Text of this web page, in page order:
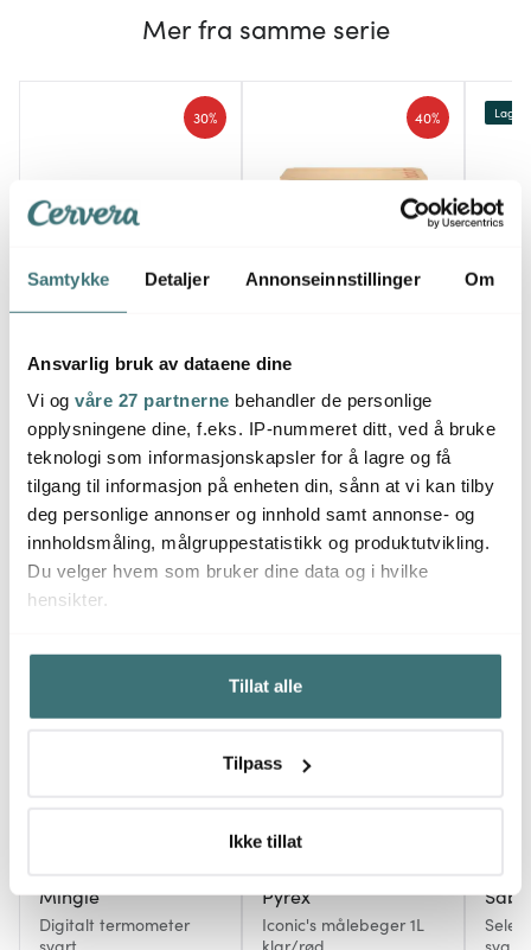
Samtykke Detaljer Annonseinnstillinger Om
Ansvarlig bruk av dataene dine
Vi og våre 27 partnerne behandler de personlige
opplysningene dine, f.eks. IP-nummeret ditt, ved å bruke
teknologi som informasjonskapsler for å lagre og få
tilgang til informasjon på enheten din, sånn at vi kan tilby
deg personlige annonser og innhold samt annonse- og
innholdsmåling, målgruppestatistikk og produktutvikling.
Du velger hvem som bruker dine data og i hvilke
hensikter.
Hvis du gir oss lov, vil vi også gjerne:
Innhente informasjon om den geografiske
beliggenheten din, som kan være nøyaktig innenfor
Identifisere enheten din ved å aktivt skanne den for
kan du lese om hvordan dine personlige
brukes. Du kan hele tiden endre eller trekke tilbake ditt
samtykke fra erklæringen om informasjonskapsler.
Tillat alle
Tilpass
Ikke tillat
Mer fra samme serie
Bistro lunsjtallerken 21
301 kr 430 kr
30%
Få på lager
m/skjærefjøl hvit
359 kr 599 kr
40%
Få på lager
Mingle
Digitalt termometer
Pyrex
Iconic's målebeger 1L